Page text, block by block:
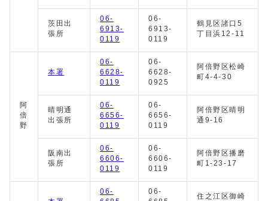
茨田出
張所
06-
6913-
0119
06-
6913-
0119
鶴見区諸口5
丁目浜12-11
阿
倍
野
本署
06-
6628-
0119
06-
6628-
0925
阿倍野区松崎
町4-4-30
晴明通
出張所
06-
6656-
0119
06-
6656-
0119
阿倍野区晴明
通9-16
阪南出
張所
06-
6606-
0119
06-
6606-
0119
阿倍野区播磨
町1-23-17
06-
06-
住之江区御崎